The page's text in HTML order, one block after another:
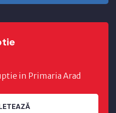
in Primaria Arad